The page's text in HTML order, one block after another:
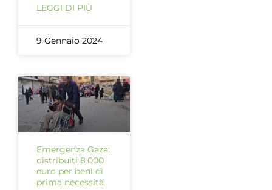
LEGGI DI PIÙ
9 Gennaio 2024
Emergenza Gaza:
distribuiti 8.000
euro per beni di
prima necessità